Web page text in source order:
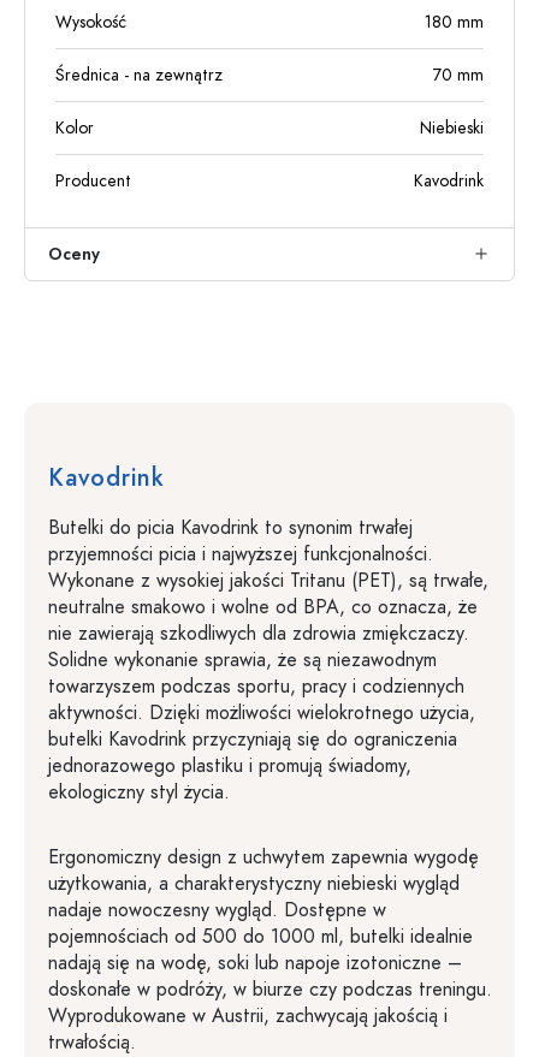
Wysokość 180 mm
Średnica - na zewnątrz 70 mm
Kolor Niebieski
Producent Kavodrink
Oceny
Kavodrink
Butelki do picia Kavodrink to synonim trwałej
przyjemności picia i najwyższej funkcjonalności.
Wykonane z wysokiej jakości Tritanu (PET), są trwałe,
neutralne smakowo i wolne od BPA, co oznacza, że
nie zawierają szkodliwych dla zdrowia zmiękczaczy.
Solidne wykonanie sprawia, że są niezawodnym
towarzyszem podczas sportu, pracy i codziennych
aktywności. Dzięki możliwości wielokrotnego użycia,
butelki Kavodrink przyczyniają się do ograniczenia
jednorazowego plastiku i promują świadomy,
ekologiczny styl życia.
Ergonomiczny design z uchwytem zapewnia wygodę
użytkowania, a charakterystyczny niebieski wygląd
nadaje nowoczesny wygląd. Dostępne w
pojemnościach od 500 do 1000 ml, butelki idealnie
nadają się na wodę, soki lub napoje izotoniczne –
doskonałe w podróży, w biurze czy podczas treningu.
Wyprodukowane w Austrii, zachwycają jakością i
trwałością.